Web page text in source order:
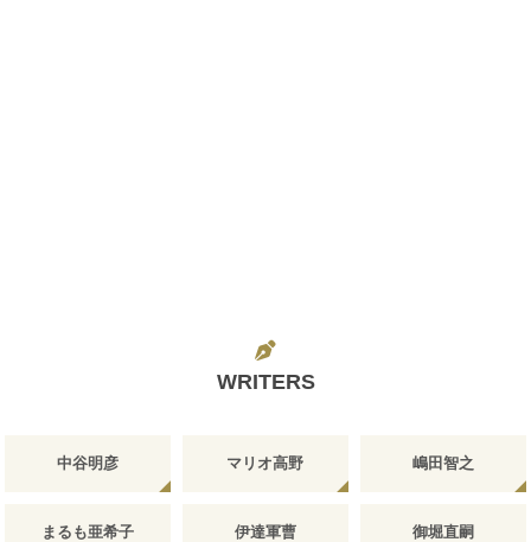
WRITERS
中谷明彦 マリオ高野 嶋田智之
まるも亜希子 伊達軍曹 御堀直嗣